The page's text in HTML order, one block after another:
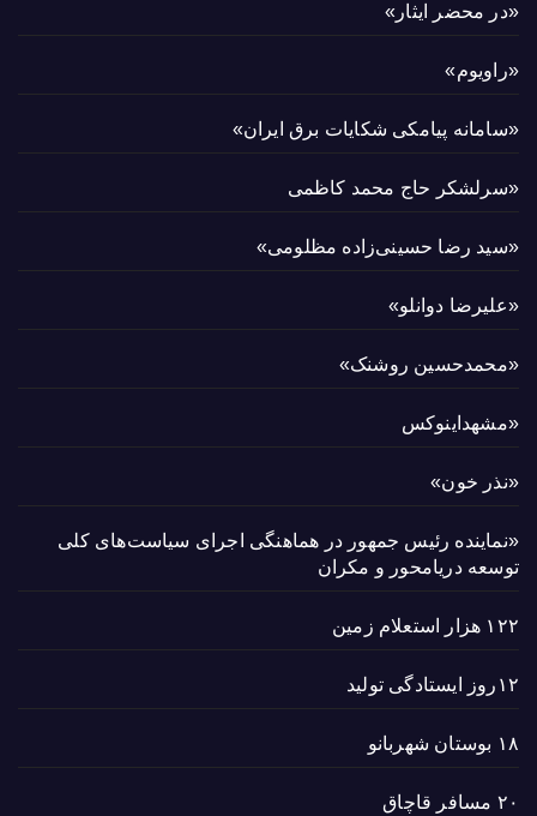
«در محضر ایثار»
«راویوم»
«سامانه پیامکی شکایات برق ایران»
«سرلشکر حاج محمد کاظمی
«سید رضا حسینی‌زاده مظلومی»
«علیرضا دوانلو»
«محمدحسین روشنک»
«مشهداینوکس
«نذر خون»
«نماینده رئیس جمهور در هماهنگی اجرای سیاست‌های کلی
توسعه دریامحور و مکران
۱۲۲ هزار استعلام زمین
۱۲روز ایستادگی تولید
۱۸ بوستان شهربانو
۲۰ مسافر قاچاق